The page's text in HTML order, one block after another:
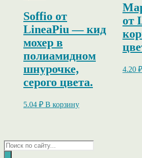
Soffio от
LineaPiu — кид
мохер в
полиамидном
шнурочке,
серого цвета.
5.04 ₽ В корзину
от
4.20 ₽
Поиск
товаров